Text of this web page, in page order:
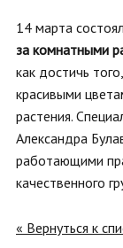
14 марта
за комнатными
как достичь
красивыми
растения.
Александра
работающими
качественного
« Вернуться к